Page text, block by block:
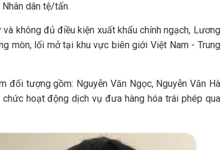
dân tệ/tấn.
không đủ điều kiện xuất khẩu chính ngạch, Lương
mòn, lối mở tại khu vực biên giới Việt Nam - Trung
đối tượng gồm: Nguyễn Văn Ngọc, Nguyễn Văn Hà
hoạt động dịch vụ đưa hàng hóa trái phép qua